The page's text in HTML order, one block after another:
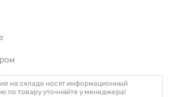
на складе носят информационный
по товару уточняйте у менеджера!